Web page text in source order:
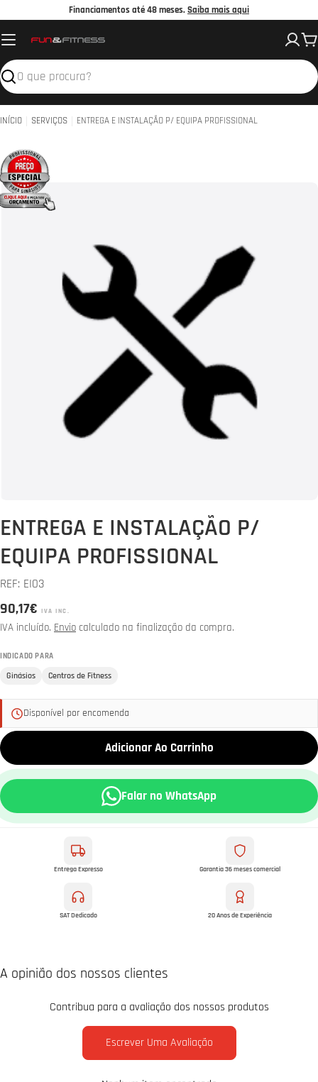
o
conteúdo
Financiamentos até 48 meses.Saiba mais aqui
Pesquisar
INÍCIO SERVIÇOS ENTREGA E INSTALAÇÃO P/ EQUIPA PROFISSIONAL
ENTREGA E INSTALAÇÃO P/
EQUIPA PROFISSIONAL
REF: EI03
Preço
normal
90,17€ IVA INC.
IVA incluído. Envio calculado na finalização da compra.
INDICADO PARA
Ginásios Centros de Fitness
Disponível por encomenda
Adicionar Ao Carrinho
Falar no WhatsApp
Entrega Expresso Garantia 36 meses comercial
SAT Dedicado 20 Anos de Experiência
A opinião dos nossos clientes
Contribua para a avaliação dos nossos produtos
Escrever Uma Avaliação